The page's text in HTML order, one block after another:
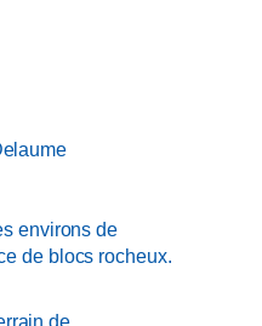
environs de
de blocs rocheux.